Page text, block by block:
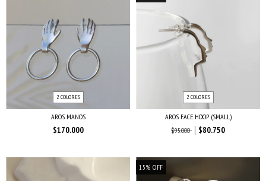
2 COLORES
AROS MANOS
$170.000
2 COLORES
AROS FACE HOOP (SMALL)
$95.000
$80.750
15% OFF